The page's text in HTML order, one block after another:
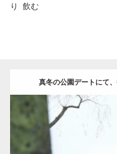
り
飲む
真冬の公園デートにて